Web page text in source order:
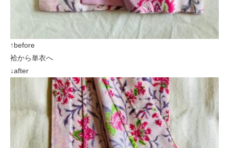
↑before
袷から単衣へ
↓after